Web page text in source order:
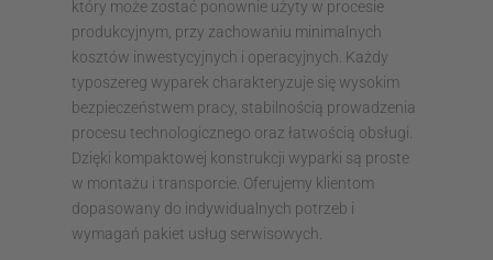
który może zostać ponownie użyty w procesie
produkcyjnym, przy zachowaniu minimalnych
kosztów inwestycyjnych i operacyjnych. Każdy
typoszereg wyparek charakteryzuje się wysokim
bezpieczeństwem pracy, stabilnością prowadzenia
procesu technologicznego oraz łatwością obsługi.
Dzięki kompaktowej konstrukcji wyparki są proste
w montażu i transporcie. Oferujemy klientom
dopasowany do indywidualnych potrzeb i
wymagań pakiet usług serwisowych.